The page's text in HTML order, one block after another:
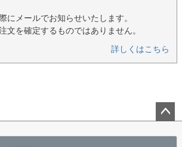
にメールでお知らせいたします。
文を確定するものではありません。
詳しくはこちら